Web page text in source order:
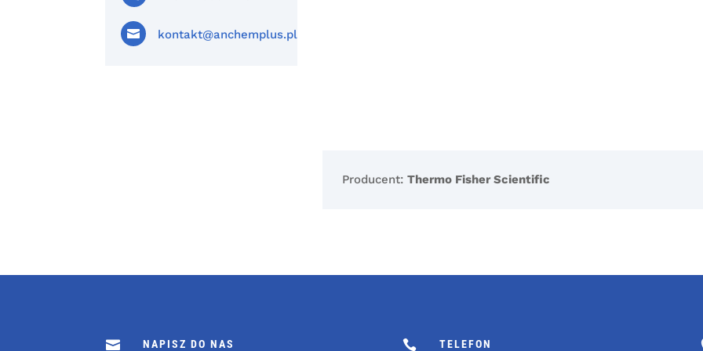
 kontakt@anchemplus.pl
Producent:Thermo Fisher Scientific
 NAPISZ DO NAS  TELEFON